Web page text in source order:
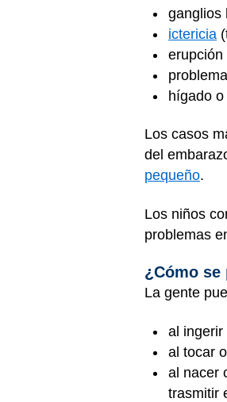
ganglios
ictericia
erupción
hígado
Los casos
del
pequeño.
Los niños
problemas
¿Cómo
La gente
al ingerir
al tocar
al nacer
trasmitir